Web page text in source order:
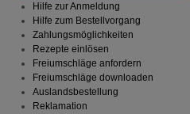
Hilfe zur Anmeldung
Hilfe zum Bestellvorgang
Zahlungsmöglichkeiten
Rezepte einlösen
Freiumschläge anfordern
Freiumschläge downloaden
Auslandsbestellung
Reklamation